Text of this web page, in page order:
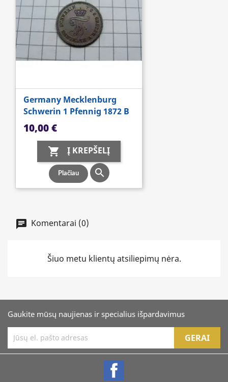
Germany Mecklenburg
Schwerin 1 Pfennig 1872 B
Kaina
10,00 €
 Į KREPŠELĮ
Plačiau 
Komentarai (0)
Šiuo metu klientų atsiliepimų nėra.
Gaukite mūsų naujienas ir specialius išpardavimus